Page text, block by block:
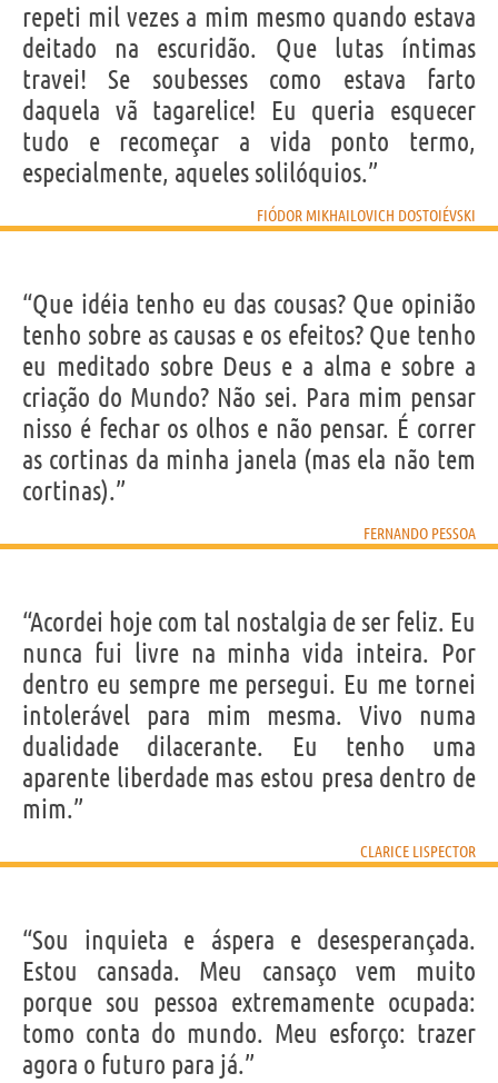
repeti mil vezes a mim mesmo quando estava
deitado na escuridão. Que lutas íntimas
travei! Se soubesses como estava farto
daquela vã tagarelice! Eu queria esquecer
tudo e recomeçar a vida ponto termo,
especialmente, aqueles solilóquios.”
FIÓDOR MIKHAILOVICH DOSTOIÉVSKI
“Que idéia tenho eu das cousas? Que opinião
tenho sobre as causas e os efeitos? Que tenho
eu meditado sobre Deus e a alma e sobre a
criação do Mundo? Não sei. Para mim pensar
nisso é fechar os olhos e não pensar. É correr
as cortinas da minha janela (mas ela não tem
cortinas).”
FERNANDO PESSOA
“Acordei hoje com tal nostalgia de ser feliz. Eu
nunca fui livre na minha vida inteira. Por
dentro eu sempre me persegui. Eu me tornei
intolerável para mim mesma. Vivo numa
dualidade dilacerante. Eu tenho uma
aparente liberdade mas estou presa dentro de
mim.”
CLARICE LISPECTOR
“Sou inquieta e áspera e desesperançada.
Estou cansada. Meu cansaço vem muito
porque sou pessoa extremamente ocupada:
tomo conta do mundo. Meu esforço: trazer
agora o futuro para já.”